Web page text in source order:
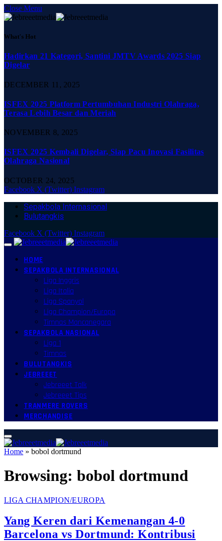
Close Menu
What's Hot
Hadirkan 21 Kategori, Santini JMTV Awards 2025 Siap
Digelar
DECEMBER 11, 2025
ISFEX 2025 Platform Pertumbuhan Industri Olahraga,
Terasa Lebih Besar dan Meriah
NOVEMBER 8, 2025
ISFEX 2025 Kembali Digelar, Siap Pacu Inovasi Fasilitas
Olahraga Nasional
OCTOBER 24, 2025
Facebook X (Twitter) Instagram
Sepakbola Internasional
Bulutangkis
Facebook X (Twitter) Instagram
HOME
SEPAKBOLA INTERNASIONAL
Liga Inggris
Liga Italia
Liga Spanyol
Liga Champion/Europa
Timnas Mancanegara
SEPAKBOLA NASIONAL
Liga 1
Timnas
BULUTANGKIS
JEBREEET
Jebreeet Talk
Jebreeet Tips
TRANMERE ROVERS
MERCHANDISE
Home » bobol dortmund
Browsing: bobol dortmund
LIGA CHAMPION/EUROPA
Yang Keren dari Kemenangan 4-0
Barcelona vs Dortmund: Kontribusi